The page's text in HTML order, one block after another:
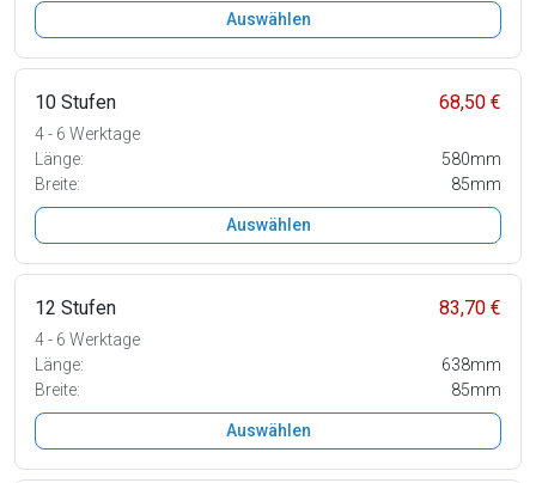
Auswählen
10 Stufen 68,50 €
4 - 6 Werktage
Länge:
580mm
Breite:
85mm
Auswählen
12 Stufen 83,70 €
4 - 6 Werktage
Länge:
638mm
Breite:
85mm
Auswählen